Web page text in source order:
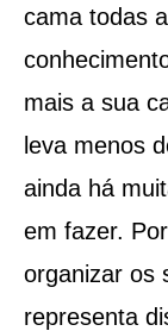
cama todas
mais a sua
leva menos
ainda há
em fazer.
organizar os
representa